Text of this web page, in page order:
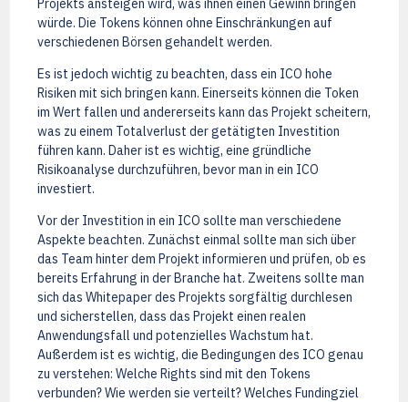
würde. Die Tokens können ohne Einschränkungen auf
verschiedenen Börsen gehandelt werden.
Es ist jedoch wichtig zu beachten, dass ein ICO hohe
Risiken mit sich bringen kann. Einerseits können die Token
im Wert fallen und andererseits kann das Projekt scheitern,
was zu einem Totalverlust der getätigten Investition
führen kann. Daher ist es wichtig, eine gründliche
Risikoanalyse durchzuführen, bevor man in ein ICO
investiert.
Vor der Investition in ein ICO sollte man verschiedene
Aspekte beachten. Zunächst einmal sollte man sich über
das Team hinter dem Projekt informieren und prüfen, ob es
bereits Erfahrung in der Branche hat. Zweitens sollte man
sich das Whitepaper des Projekts sorgfältig durchlesen
und sicherstellen, dass das Projekt einen realen
Anwendungsfall und potenzielles Wachstum hat.
Außerdem ist es wichtig, die Bedingungen des ICO genau
zu verstehen: Welche Rights sind mit den Tokens
verbunden? Wie werden sie verteilt? Welches Fundingziel